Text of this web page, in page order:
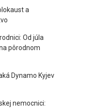
a
Od júla
pôrodnom
Dynamo Kyjev
nemocnici: